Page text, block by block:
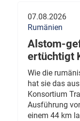
07.08.2026
Rumänien
Alstom-
ertüchtigt
Wie die
hat sie das
Konsortium
Ausführung
einem 44 km